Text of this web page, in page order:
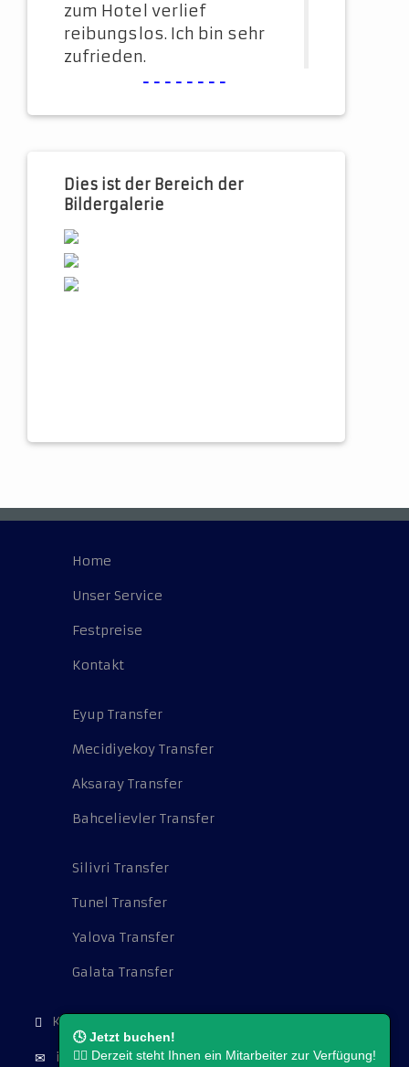
zum Hotel verlief
reibungslos. Ich bin sehr
zufrieden.
--------
Dies ist der Bereich der
Bildergalerie
🕓 Jetzt buchen!
👨‍⚖️ Derzeit steht Ihnen ein Mitarbeiter zur Verfügung!
Home
Unser Service
Festpreise
Kontakt
Eyup Transfer
Mecidiyekoy Transfer
Aksaray Transfer
Bahcelievler Transfer
Silivri Transfer
Tunel Transfer
Yalova Transfer
Galata Transfer
Kocatepe Mah. Cambazoğlu Sok. No:16.
info@flughafentransferistanbul.de